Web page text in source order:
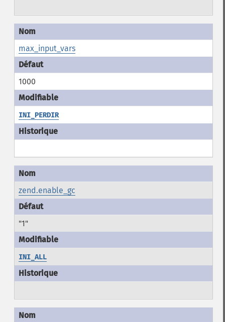
max_input_vars
1000
INI_PERDIR
zend.enable_gc
"1"
INI_ALL